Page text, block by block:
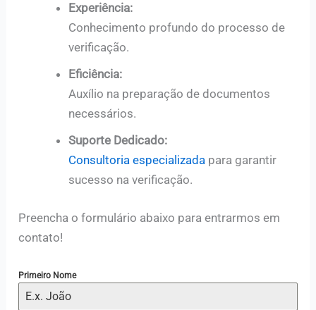
Experiência:
Conhecimento profundo do processo de
verificação.
Eficiência:
Auxílio na preparação de documentos
necessários.
Suporte Dedicado:
Consultoria especializada para garantir
sucesso na verificação.
Preencha o formulário abaixo para entrarmos em
contato!
Primeiro Nome